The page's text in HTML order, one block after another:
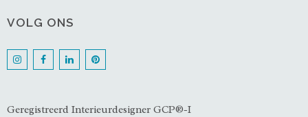
VOLG ONS
Geregistreerd Interieurdesigner GCP®-I